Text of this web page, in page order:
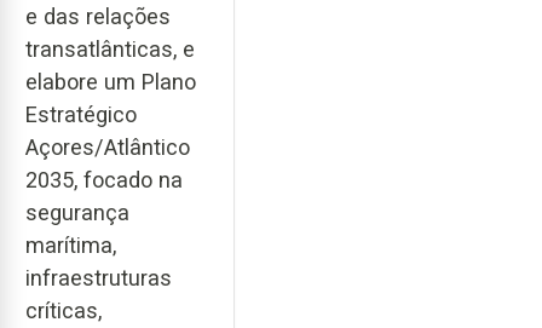
e das relações
transatlânticas, e
elabore um Plano
Estratégico
Açores/Atlântico
2035, focado na
segurança
marítima,
infraestruturas
críticas,